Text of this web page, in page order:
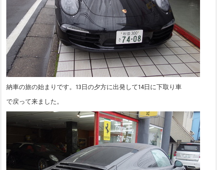
納車の旅の始まりです。13日の夕方に出発して14日に下取り車
で戻って来ました。